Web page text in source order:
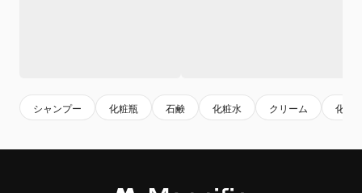
シャンプー 化粧瓶 石鹸 化粧水 クリーム 化粧